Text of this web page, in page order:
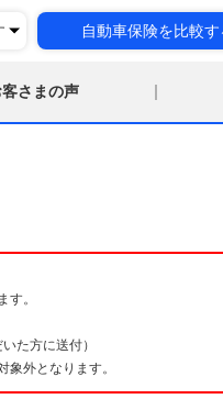
自動車保険を比較す
客さまの声
す。
た方に送付）
外となります。